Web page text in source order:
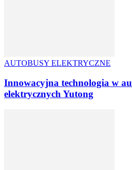
AUTOBUSY ELEKTRYCZNE
Innowacyjna technologia w
elektrycznych Yutong